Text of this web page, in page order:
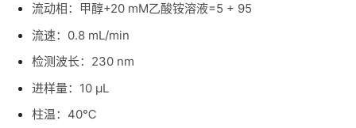
流动相：甲醇+20 mM乙酸铵溶液=5 + 95
流速：0.8 mL/min
检测波长：230 nm
进样量：10 μL
柱温：40℃